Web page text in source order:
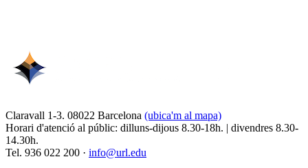
Claravall 1-3. 08022 Barcelona (ubica'm al mapa)
Horari d'atenció al públic: dilluns-dijous 8.30-18h. | divendres 8.30-
14.30h.
Tel. 936 022 200 · info@url.edu